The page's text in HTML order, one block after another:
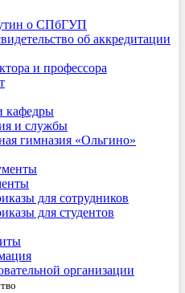
о СПбГУП
об аккредитации
и профессора
кафедры
и службы
гимназия «Ольгино»
для сотрудников
для студентов
организации